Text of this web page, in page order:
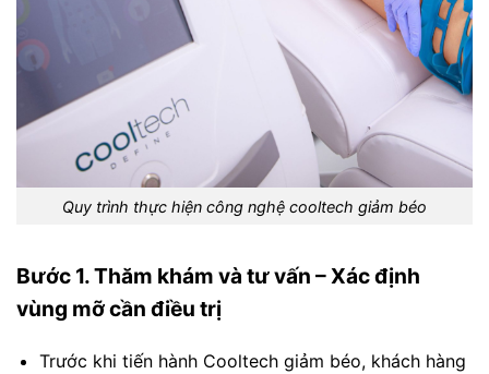
Quy trình thực hiện công nghệ cooltech giảm béo
Bước 1. Thăm khám và tư vấn – Xác định
vùng mỡ cần điều trị
Trước khi tiến hành Cooltech giảm béo, khách hàng